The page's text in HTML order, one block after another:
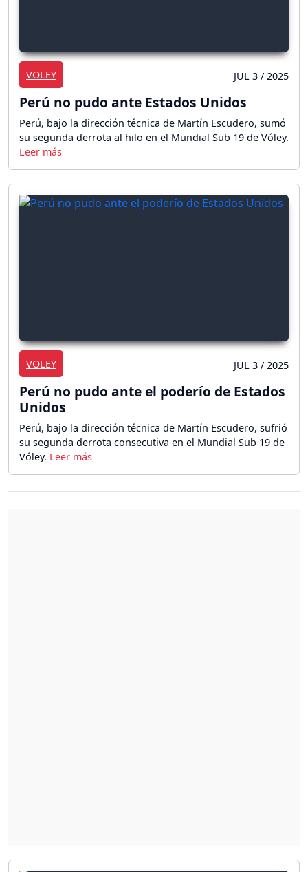
VOLEY JUL 3 / 2025
Perú no pudo ante Estados Unidos
Perú, bajo la dirección técnica de Martín Escudero, sumó
su segunda derrota al hilo en el Mundial Sub 19 de Vóley.
VOLEY JUL 3 / 2025
Perú no pudo ante el poderío de Estados
Unidos
Perú, bajo la dirección técnica de Martín Escudero, sufrió
su segunda derrota consecutiva en el Mundial Sub 19 de
Vóley.